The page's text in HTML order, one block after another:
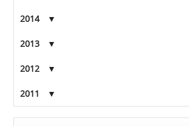
2014
2013
2012
2011